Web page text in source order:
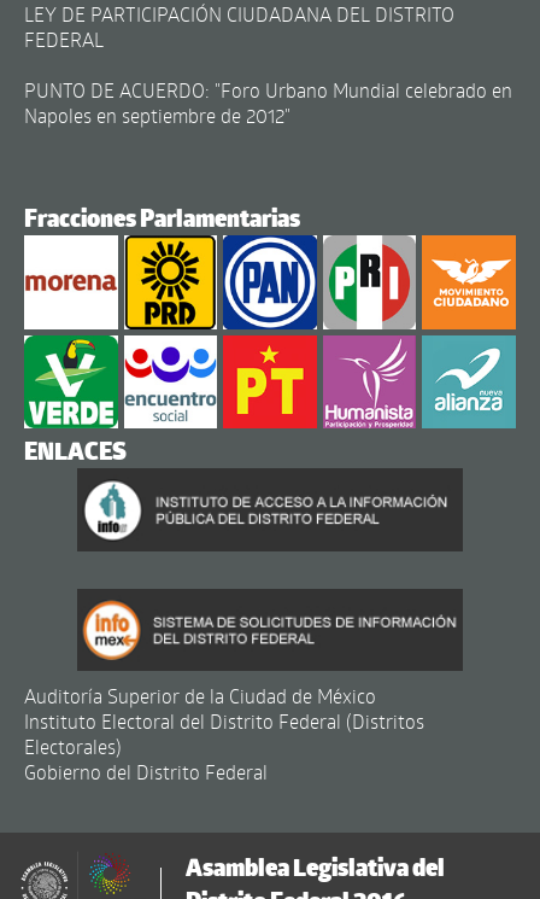
LEY DE PARTICIPACIÓN CIUDADANA DEL DISTRITO
FEDERAL
PUNTO DE ACUERDO: "Foro Urbano Mundial celebrado en
Napoles en septiembre de 2012"
Fracciones Parlamentarias
ENLACES
Auditoría Superior de la Ciudad de México
Instituto Electoral del Distrito Federal (Distritos
Electorales)
Gobierno del Distrito Federal
Asamblea Legislativa del